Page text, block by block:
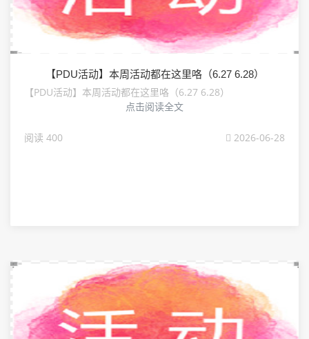
【PDU活动】本周活动都在这里咯（6.27 6.28）
【PDU活动】本周活动都在这里咯（6.27 6.28）
点击阅读全文
阅读 400 2026-06-28